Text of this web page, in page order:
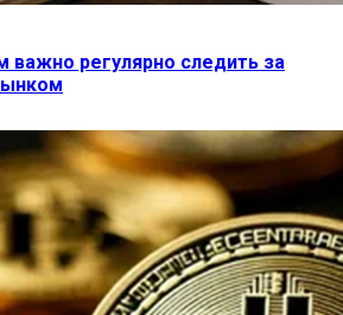
важно регулярно следить за